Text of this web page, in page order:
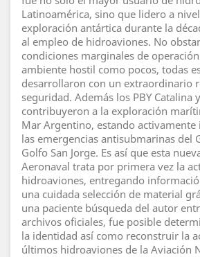
Latinoamérica, sino que lidero a
exploración antártica durante la
al empleo de hidroaviones. No
condiciones marginales de
ambiente hostil como pocos, todas
desarrollaron con un extraordinario
seguridad. Además los PBY Catalina
contribuyeron a la exploración
Mar Argentino, estando activamente
las emergencias antisubmarinas del
Golfo San Jorge. Es así que esta
Aeronaval trata por primera vez la
hidroaviones, entregando
una cuidada selección de material
una paciente búsqueda del autor
archivos oficiales, fue posible
la identidad así como reconstruir la
últimos hidroaviones de la Aviación